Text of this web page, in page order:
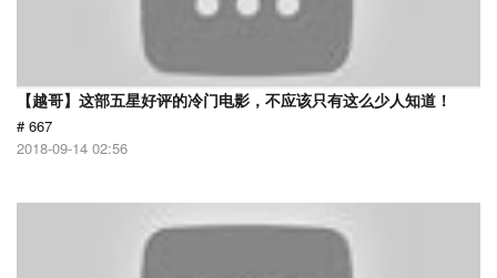
【越哥】这部五星好评的冷门电影，不应该只有这么少人知道！
# 667
2018-09-14 02:56